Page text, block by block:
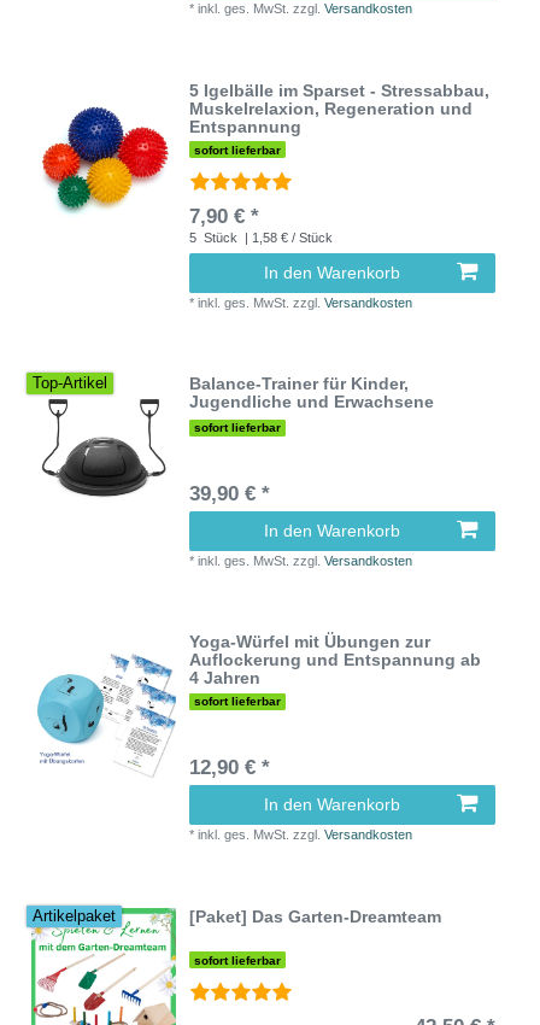
*inkl. ges. MwSt. zzgl.Versandkosten
5 Igelbälle im Sparset - Stressabbau,
Muskelrelaxion, Regeneration und
Entspannung
sofort lieferbar
7,90 € *
5 Stück | 1,58 € / Stück
In den Warenkorb
*inkl. ges. MwSt. zzgl.Versandkosten
Top-Artikel
Balance-Trainer für Kinder,
Jugendliche und Erwachsene
sofort lieferbar
39,90 € *
In den Warenkorb
*inkl. ges. MwSt. zzgl.Versandkosten
Yoga-Würfel mit Übungen zur
Auflockerung und Entspannung ab
4 Jahren
sofort lieferbar
12,90 € *
In den Warenkorb
*inkl. ges. MwSt. zzgl.Versandkosten
Artikelpaket [Paket] Das Garten-Dreamteam
sofort lieferbar